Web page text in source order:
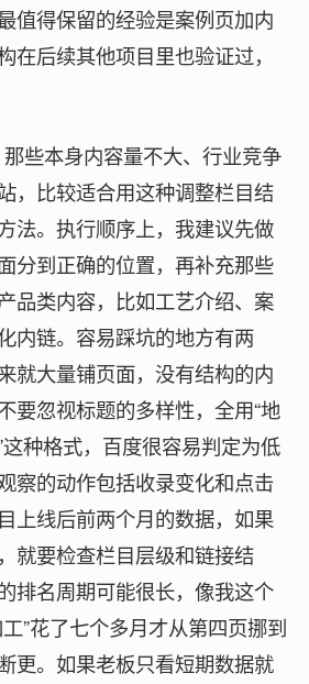
值得保留的经验是案例页加内
在后续其他项目里也验证过，
那些本身内容量不大、行业竞争
，比较适合用这种调整栏目结
法。执行顺序上，我建议先做
分到正确的位置，再补充那些
品类内容，比如工艺介绍、案
内链。容易踩坑的地方有两
就大量铺页面，没有结构的内
要忽视标题的多样性，全用“地
种格式，百度很容易判定为低
察的动作包括收录变化和点击
上线后前两个月的数据，如果
就要检查栏目层级和链接结
排名周期可能很长，像我这个
”花了七个多月才从第四页挪到
更。如果老板只看短期数据就